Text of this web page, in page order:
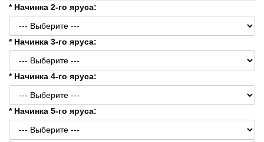
* Начинка 2-го яруса:
* Начинка 3-го яруса:
* Начинка 4-го яруса:
* Начинка 5-го яруса: